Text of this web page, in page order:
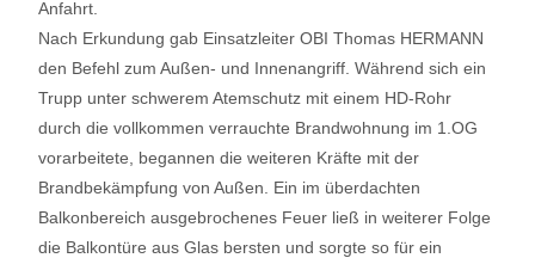
Anfahrt.
Nach Erkundung gab Einsatzleiter OBI Thomas HERMANN
den Befehl zum Außen- und Innenangriff. Während sich ein
Trupp unter schwerem Atemschutz mit einem HD-Rohr
durch die vollkommen verrauchte Brandwohnung im 1.OG
vorarbeitete, begannen die weiteren Kräfte mit der
Brandbekämpfung von Außen. Ein im überdachten
Balkonbereich ausgebrochenes Feuer ließ in weiterer Folge
die Balkontüre aus Glas bersten und sorgte so für ein